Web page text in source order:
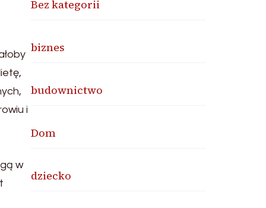
i
w
Bez kategorii
biznes
budownictwo
Dom
dziecko